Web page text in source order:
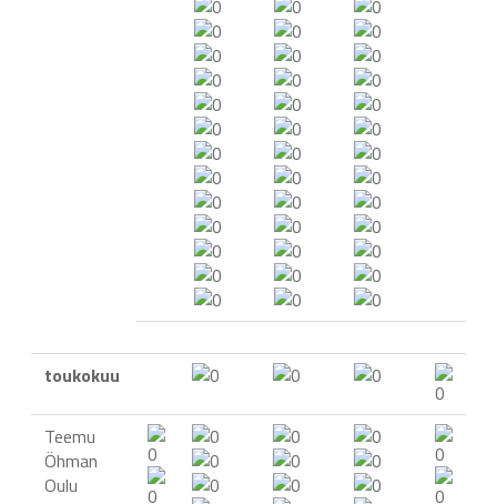
toukokuu
Teemu
Öhman
Oulu